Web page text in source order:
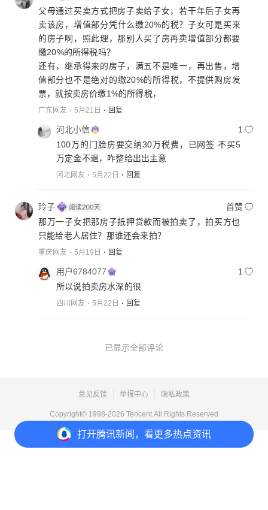
打开腾讯新闻，看更多热点资讯
父母通过买卖方式把房子卖给子女，若干年后子女再
卖该房，增值部分凭什么缴20%的税？子女可是买来
的房子啊，照此理，那别人买了房再卖增值部分都要
缴20%的所得税吗？
还有，继承得来的房子，满五不是唯一，再出售，增
值部分也不是绝对的缴20%的所得税，不提供购房发
票，就按卖房价缴1%的所得税，
广东网友 5月21日 回复
河北小信
1
100万的门脸房要交纳30万税费，已网签 不买5
万定金不退，咋整给出出主意
河北网友 5月22日 回复
玲子
首赞
那万一子女把那房子抵押贷款而被拍卖了，拍买方也
只能给老人居住？那谁还会来拍？
重庆网友 5月19日 回复
用户6784077
1
所以说拍卖房水深的很
四川网友 5月22日 回复
已显示全部评论
意见反馈 举报中心 隐私政策
Copyright© 1998-2026 Tencent.All Rights Reserved